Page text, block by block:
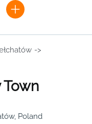
->
Poland